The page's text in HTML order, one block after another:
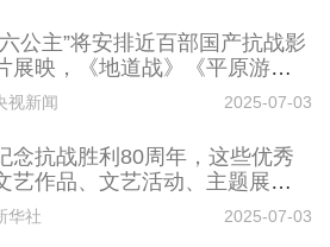
公主”将安排近百部国产抗战影
展映，《地道战》《平原游击
》等
视新闻 2025-07-03
念抗战胜利80周年，这些优秀
艺作品、文艺活动、主题展览
要错过，汇总来了！
华社 2025-07-03